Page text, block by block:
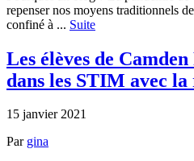
repenser nos moyens traditionnels
confiné à ... Suite
Les élèves de
dans les STIM avec
15 janvier 2021
Par gina